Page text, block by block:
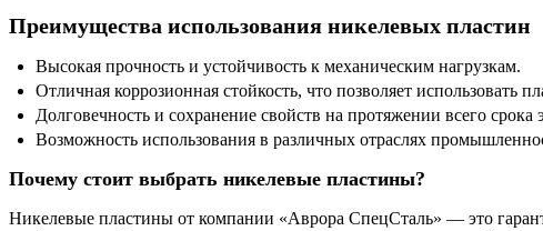
Преимущества использования никелевых пластин
Высокая прочность и устойчивость к механическим нагрузкам.
Отличная коррозионная стойкость, что позволяет использовать
Долговечность и сохранение свойств на протяжении всего срока
Возможность использования в различных отраслях
Почему стоит выбрать никелевые пластины?
Никелевые пластины от компании «Аврора СпецСталь» — это